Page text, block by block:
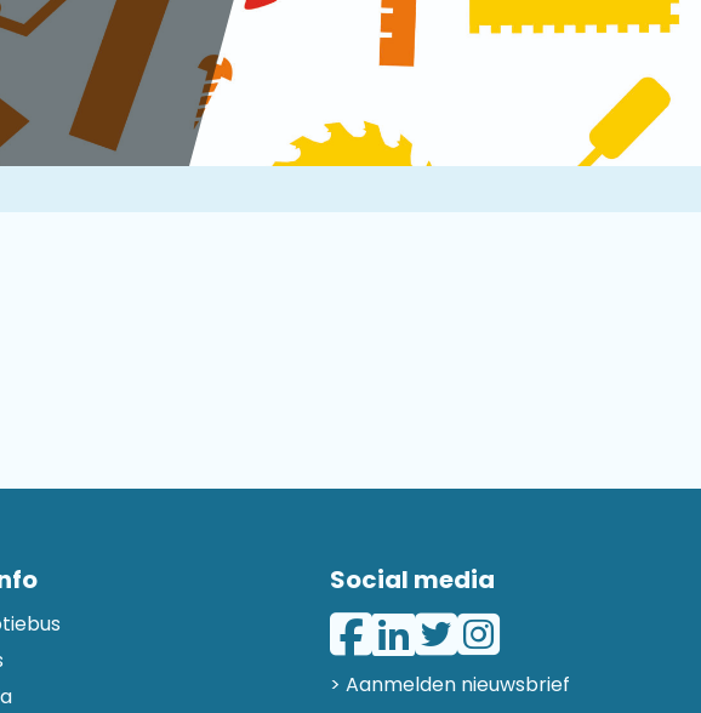
Social media
> Aanmelden nieuwsbrief